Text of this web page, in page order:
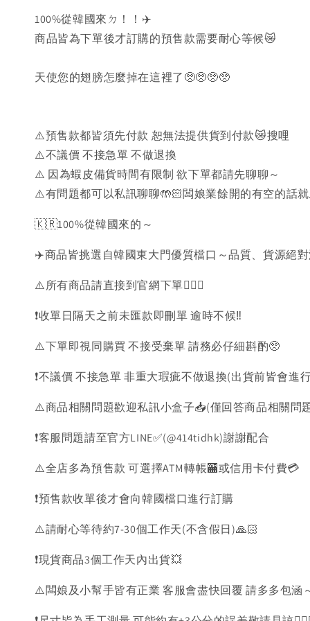
100%從韓國來ㄉ！！✈️
商品皆為下單後才訂購的預售款需要耐心等候😿
天使您的翅膀怎麼掉在這裡了🥺🥺🥺🥺
⚠️預售款都皆須先付款 恕無法提供貨到付款😿搜哩
⚠️不議價 不接急單 不做退換
⚠️ 因為蝦皮備貨時間有限制 欲下單都請先聊聊～
⚠️有問題都可以私訊聊聊🤲🏻闆娘業餘開的有空的話
🇰🇷100%從韓國來的～
✈️商品皆挑選自韓國東大門優質檔口～品質、貨源絕
⚠️所有商品請直接到官網下單💁🏻‍♀️
❗️收單日隔天之前未匯款即刪單 逾時不候‼️
⚠️下單即視同購買 不接受棄單 請務必仔細斟酌🥺
❗️不議價 不接急單 非重大瑕疵不做退換(出貨前皆會進
⚠️商品相關問題歡迎私訊小盒子📥(僅回答商品相關問題
❗️客服問題請至官方LINE✅(@414tidhk)謝謝配合
⚠️全店多為預售款 可選擇ATM轉帳🏧或信用卡付費💳
❗️預售款收單後才會向韓國檔口進行訂購
⚠️請耐心等待約7-30個工作天(不含假日)🙏🏻
❗️現貨商品3個工作天內出貨💥
⚠️闆娘及小幫手皆有正業 客服會盡快回覆 請多多包涵